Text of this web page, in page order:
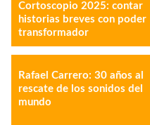
Cortoscopio 2025: contar
historias breves con poder
transformador
Rafael Carrero: 30 años al
rescate de los sonidos del
mundo